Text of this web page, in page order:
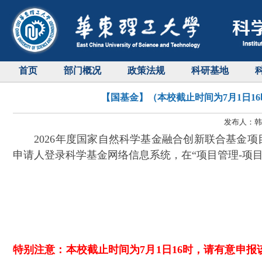
首页 部门概况 政策法规 科研基地
【国基金】（本校截止时间为7月1日
发布人：
2026年度国家自然科学基金融合创新联合基金项
申请人登录科学基金网络信息系统，在“项目管理-项
特别注意： 本校截止时间为7月1日16时，请有意申报